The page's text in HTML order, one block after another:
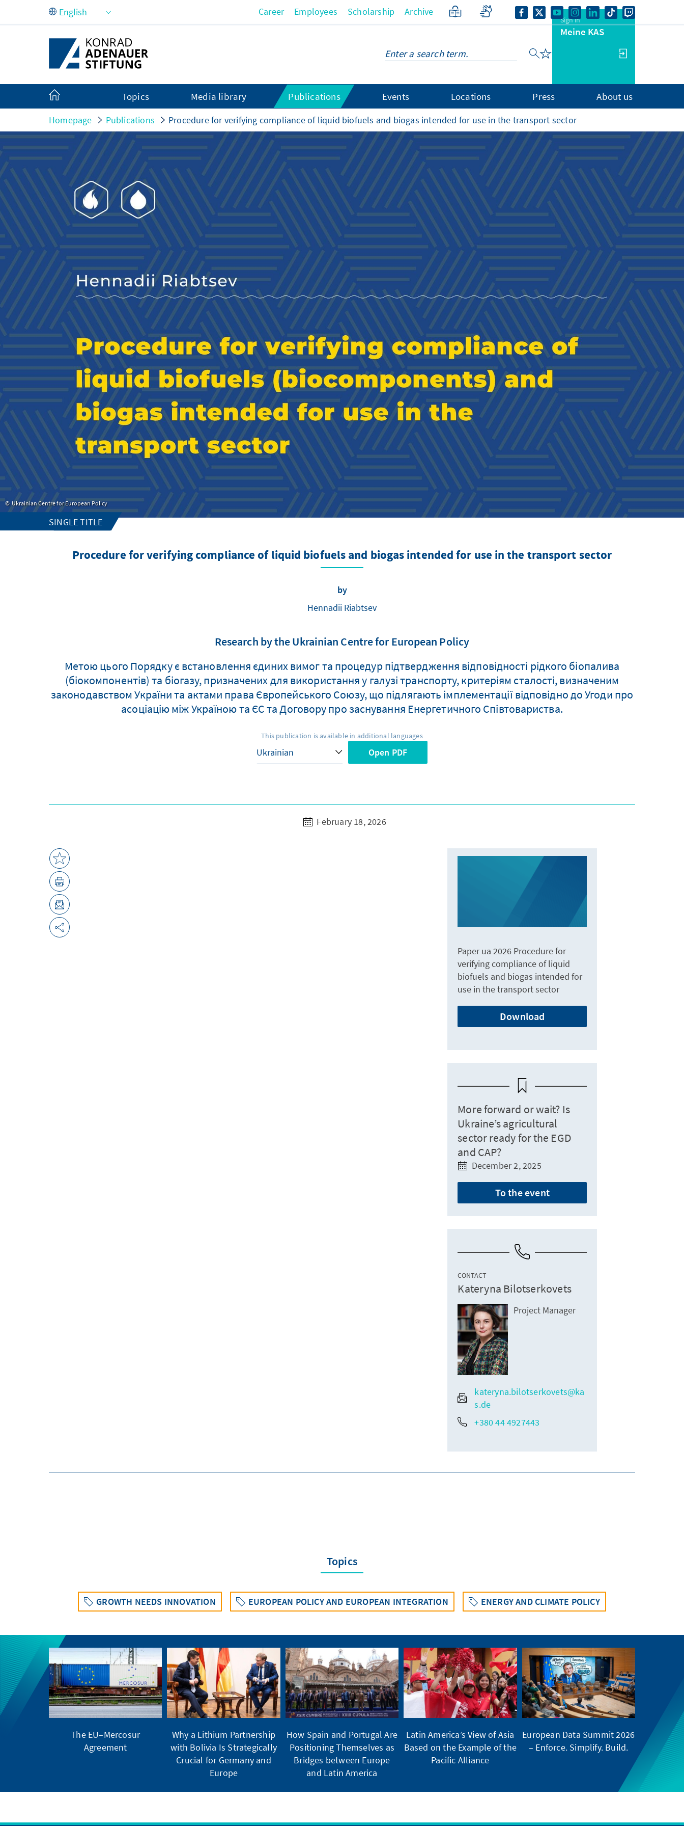
Skip to Main Content Career Employees Scholarship Archive
Sign in
Meine KAS
Topics Media library Publications Events Locations Press About us
Homepage Publications Procedure for verifying compliance of liquid biofuels and biogas intended for use in the transport sector
Ukrainian Centre for European Policy
SINGLE TITLE
Procedure for verifying compliance of liquid biofuels and biogas intended for use in the transport sector
by
Hennadii Riabtsev
Research by the Ukrainian Centre for European Policy
Метою цього Порядку є встановлення єдиних вимог та процедур підтвердження відповідності рідкого біопалива
(біокомпонентів) та біогазу, призначених для використання у галузі транспорту, критеріям сталості, визначеним
законодавством України та актами права Європейського Союзу, що підлягають імплементації відповідно до Угоди про
асоціацію між Україною та ЄС та Договору про заснування Енергетичного Співтовариства.
This publication is available in additional languages
Open PDF
February 18, 2026
Paper ua 2026 Procedure for
verifying compliance of liquid
biofuels and biogas intended for
use in the transport sector
Download
More forward or wait? Is
Ukraine’s agricultural
sector ready for the EGD
and CAP?
December 2, 2025
To the event
CONTACT
Kateryna Bilotserkovets
Project Manager
kateryna.bilotserkovets@ka
s.de
+380 44 4927443
Topics
GROWTH NEEDS INNOVATION EUROPEAN POLICY AND EUROPEAN INTEGRATION ENERGY AND CLIMATE POLICY
The EU–Mercosur
Agreement
Why a Lithium Partnership
with Bolivia Is Strategically
Crucial for Germany and
Europe
How Spain and Portugal Are
Positioning Themselves as
Bridges between Europe
and Latin America
Latin America’s View of Asia
Based on the Example of the
Pacific Alliance
European Data Summit 2026
– Enforce. Simplify. Build.